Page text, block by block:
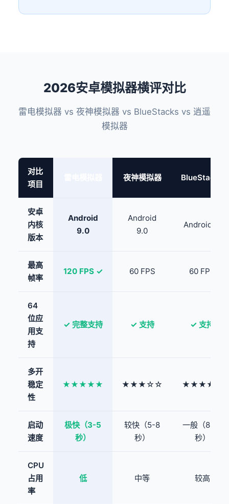
2026安卓模拟器横评对比
雷电模拟器 vs 夜神模拟器 vs BlueStacks vs 逍遥
模拟器
对比
项目
夜神模拟器 BlueStacks
安卓
内核
版本
Android
9.0
Android
9.0
Android 11
最高
帧率
120 FPS ✓ 60 FPS 60 FPS
64
位应
用支
持
✓ 完整支持 ✓ 支持 ✓ 支持
多开
稳定
性
★★★★★ ★★★☆☆ ★★★★☆
启动
速度
极快（3-5
秒）
较快（5-8
秒）
一般（8-12
秒）
CPU
占用
率
低 中等 较高